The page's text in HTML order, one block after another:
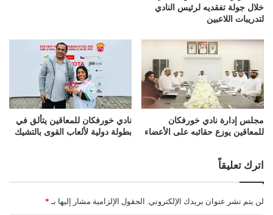
خلال جولة تفقديه لرئيس النادي
لتدريبات اللاعبين
مجلس إدارة نادي خورفكان
للمعاقين يوزع حقائبه على الأعضاء
نادي خورفكان للمعاقين يتألق في
بطولة دولية لألعاب القوى بالتشيك
اترك تعليقاً
لن يتم نشر عنوان بريدك الإلكتروني. الحقول الإلزامية مشار إليها بـ *